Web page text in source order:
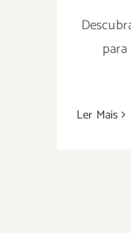
Ler Mais